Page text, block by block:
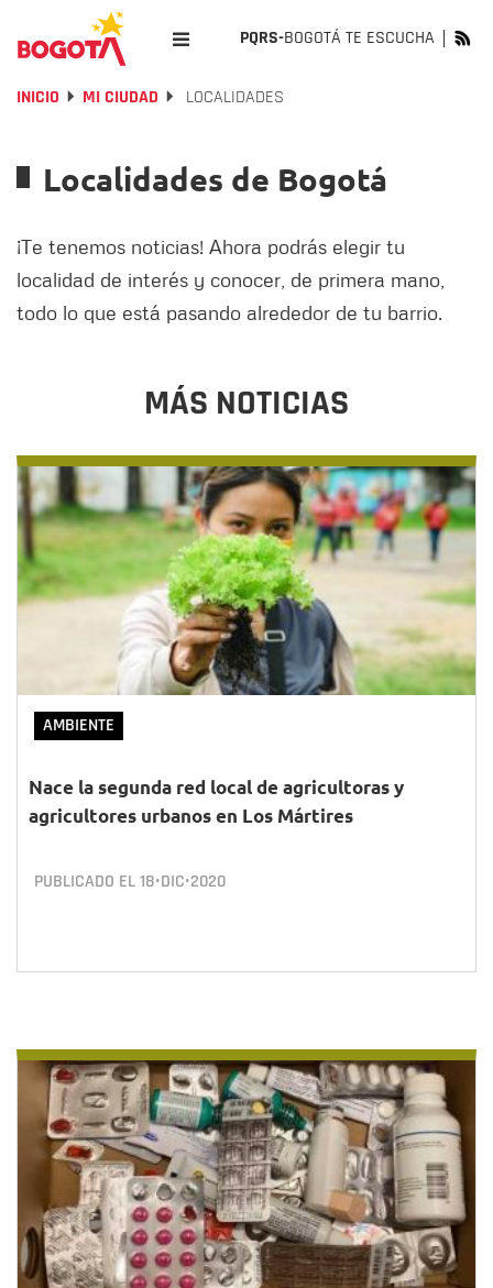
PQRS-BOGOTÁ TE ESCUCHA
INICIO MI CIUDAD LOCALIDADES
Localidades de Bogotá
¡Te tenemos noticias! Ahora podrás elegir tu
localidad de interés y conocer, de primera mano,
todo lo que está pasando alrededor de tu barrio.
MÁS NOTICIAS
AMBIENTE
Nace la segunda red local de agricultoras y
agricultores urbanos en Los Mártires
PUBLICADO EL18•DIC•2020